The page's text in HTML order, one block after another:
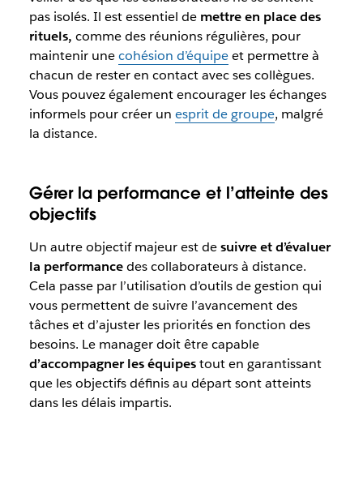
pas isolés. Il est essentiel de mettre en place des
rituels, comme des réunions régulières, pour
maintenir unecohésion d’équipeet permettre à
chacun de rester en contact avec ses collègues.
Vous pouvez également encourager les échanges
informels pour créer un esprit de groupe, malgré
la distance.
Gérer la performance et l’atteinte des
objectifs
Un autre objectif majeur est desuivre et d’évaluer
la performancedes collaborateurs à distance.
Cela passe par l’utilisation d’outils de gestion qui
vous permettent de suivre l’avancement des
tâches et d’ajuster les priorités en fonction des
besoins. Le manager doit être capable
d’accompagner les équipestout en garantissant
que les objectifs définis au départ sont atteints
dans les délais impartis.